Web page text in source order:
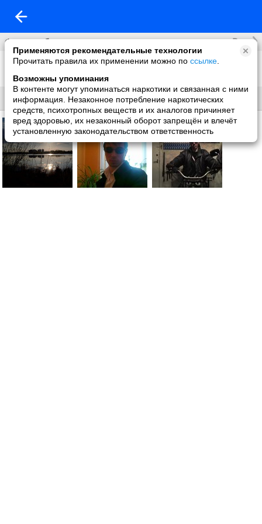
Применяются рекомендательные технологии
Прочитать правила их применении можно по ссылке
Возможны упоминания
В контенте могут упоминаться наркотики и связанная с ними
информация. Незаконное потребление наркотических
средств, психотропных веществ и их аналогов причиняет
вред здоровью, их незаконный оборот запрещён и влечёт
установленную законодательством ответственность
Фотоальбомы Все
Фото со мной
Без названия